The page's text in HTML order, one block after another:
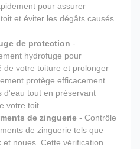
pour assurer
et éviter les dégâts causés
de protection -
hydrofuge pour
de votre toiture et prolonger
protège efficacement
d'eau tout en préservant
votre toit.
de zinguerie - Contrôle
de zinguerie tels que
noues. Cette vérification